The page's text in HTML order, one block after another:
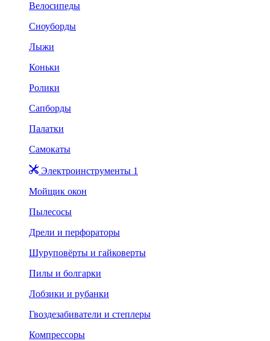
Велосипеды
Сноуборды
Лыжи
Коньки
Ролики
Сапборды
Палатки
Самокаты
Электроинструменты 1
Мойщик окон
Пылесосы
Дрели и перфораторы
Шуруповёрты и гайковерты
Пилы и болгарки
Лобзики и рубанки
Гвоздезабиватели и степлеры
Компрессоры